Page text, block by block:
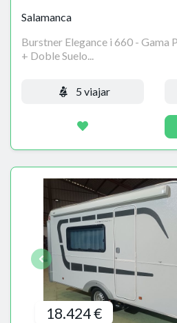
Salamanca
Burstner Elegance i 660 - Gama
+ Doble Suelo...
5 viajar
18.424 €